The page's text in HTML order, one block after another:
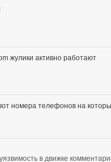
жулики активно работают
номера телефонов на
в движке